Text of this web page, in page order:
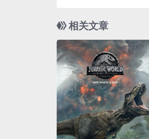
相关文章